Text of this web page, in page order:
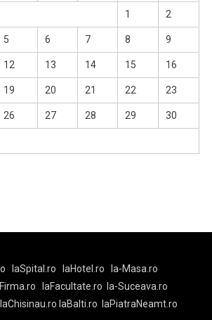
1 2
5 6 7 8 9
12 13 14 15 16
19 20 21 22 23
26 27 28 29 30
laSpital.ro laHotel.ro
la-Masa.ro
laFacultate.ro
la-Suceava.ro
laChisinau.ro laBalti.ro
laPiatraNeamt.ro